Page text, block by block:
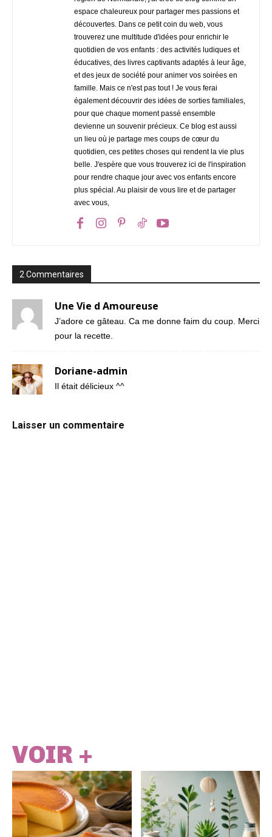
espace chaleureux pour partager mes passions et
découvertes. Dans ce petit coin du web, vous
trouverez une multitude d'idées pour enrichir le
quotidien de vos enfants : des activités ludiques et
éducatives, des livres captivants adaptés à leur âge,
et des jeux de société pour animer vos soirées en
famille. Mais ce n'est pas tout ! Je vous ferai
également découvrir des idées de sorties familiales,
pour que chaque moment passé ensemble
devienne un souvenir précieux. Ce blog est aussi
un lieu où je partage mes coups de cœur du
quotidien, ces petites choses qui rendent la vie plus
belle. J'espère que vous trouverez ici de l'inspiration
pour rendre chaque jour avec vos enfants encore
plus spécial. Au plaisir de vous lire et de partager
avec vous,
2 Commentaires
Une Vie d Amoureuse
J’adore ce gâteau. Ca me donne faim du coup. Merci
pour la recette.
Doriane-admin
Il était délicieux ^^
Laisser un commentaire
VOIR +